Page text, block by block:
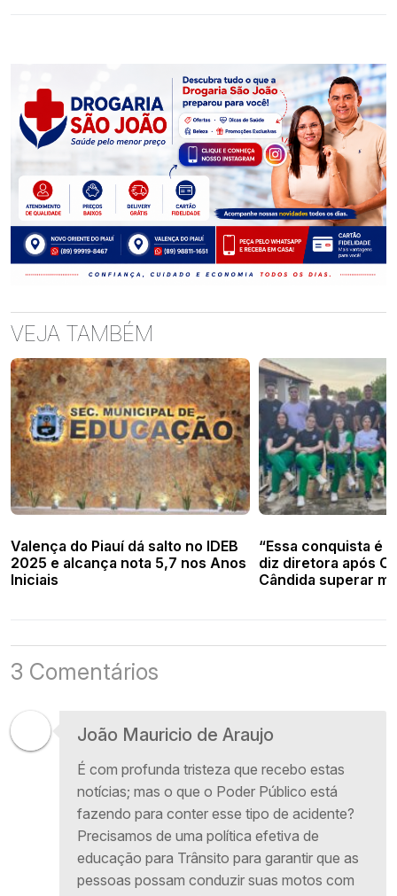
VEJA TAMBÉM
Valença do Piauí dá salto no IDEB
2025 e alcança nota 5,7 nos Anos
Iniciais
“Essa conquista é
diz diretora após
Cândida superar
3 Comentários
João Mauricio de Araujo
É com profunda tristeza que recebo estas
notícias; mas o que o Poder Público está
fazendo para conter esse tipo de acidente?
Precisamos de uma política efetiva de
educação para Trânsito para garantir que as
pessoas possam conduzir suas motos com